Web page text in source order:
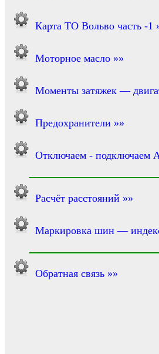
Карта ТО Вольво часть -1
Моторное масло »»
Моменты затяжек —
Предохранители »»
Отключаем - подключаем
Расчёт расстояний »»
Маркировка шин —
Обратная связь »»